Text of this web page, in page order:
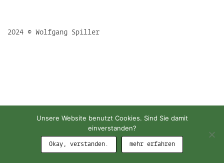
2024 © Wolfgang Spiller
Unsere Website benutzt Cookies. Sind Sie damit
einverstanden?
Okay, verstanden. mehr erfahren